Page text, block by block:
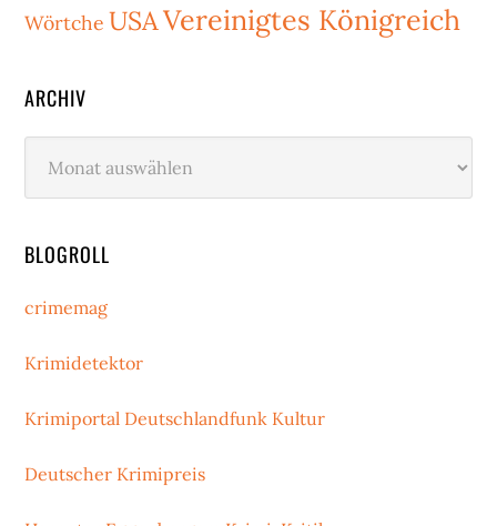
Wörtche USAVereinigtes Königreich
ARCHIV
BLOGROLL
crimemag
Krimidetektor
Krimiportal Deutschlandfunk Kultur
Deutscher Krimipreis